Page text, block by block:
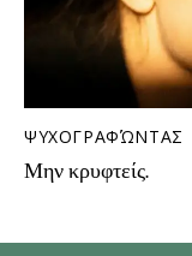
ΨΥΧΟΓΡΑΦΏΝΤΑΣ
Μην κρυφτείς.